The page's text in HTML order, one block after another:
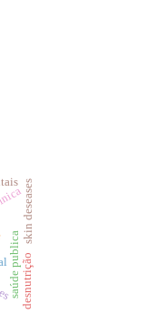
saúde publicadesnutrição
skin deseases